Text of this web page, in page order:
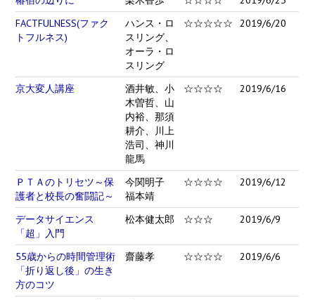
FACTFULNESS(ファク
トフルネス)
ハンス・ロ
スリング、
オーラ・ロ
スリング
☆☆☆☆☆ 2019/6/20
京大変人講座
酒井敏、小
木曽哲、山
内裕、那須
耕介、川上
浩司、神川
龍馬
☆☆☆☆ 2019/6/16
ＰＴＡのトリセツ～保
護者と校長の奮闘記～
今関明子
福本靖
☆☆☆☆ 2019/6/12
データサイエンス
「超」入門
松本健太郎 ☆☆☆ 2019/6/9
55歳からの時間管理術
「折り返し後」の生き
方のコツ
齋藤孝 ☆☆☆☆ 2019/6/6